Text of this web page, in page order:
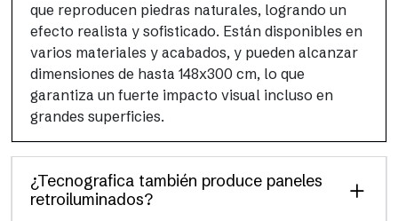
que reproducen piedras naturales, logrando un
efecto realista y sofisticado. Están disponibles en
varios materiales y acabados, y pueden alcanzar
dimensiones de hasta 148x300 cm, lo que
garantiza un fuerte impacto visual incluso en
grandes superficies.
¿Tecnografica también produce paneles
retroiluminados?